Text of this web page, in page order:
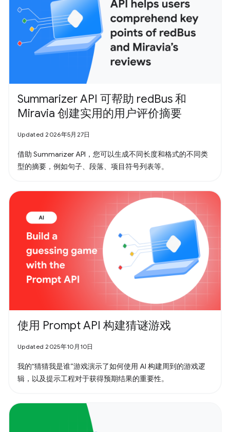
Summarizer API 可帮助 redBus 和
Miravia 创建实用的用户评价摘要
Updated 2026年5月27日
借助 Summarizer API，您可以生成不同长度和格式的不同类
型的摘要，例如句子、段落、项目符号列表等。
使用 Prompt API 构建猜谜游戏
Updated 2025年10月10日
我的“猜猜我是谁”游戏演示了如何使用 AI 构建周到的游戏逻
辑，以及提示工程对于获得预期结果的重要性。